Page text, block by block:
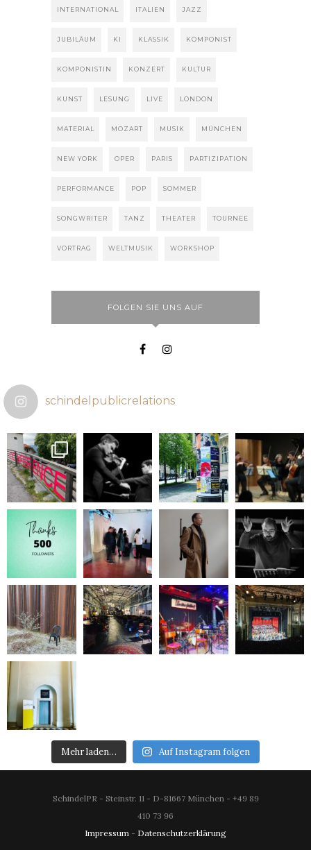
INTERNATIONAL ITALIEN JAZZ
JUBILÄUM KI KLASSIK KOMPONIST
KOMPONISTIN KONZERT KULTUR
KUNST LESUNG LIVE LONDON
MATERIAL MOZART MUSIK MÜNCHEN
NEW YORK OPER PARIS PARTIZIPATION
PERFORMANCE POP SOMMER
SONGWRITER TANZ THEATER TOURNEE
VORTRAG WELTMUSIK WORKSHOP
FOLGEN SIE UNS AUF
schindelpublicrelations
Mehr laden… Auf Instagram folgen
SchindelPR - Steinstr. 11 - D-81667 München - +49 89
410 73 96
Impressum - Datenschutzerklärung